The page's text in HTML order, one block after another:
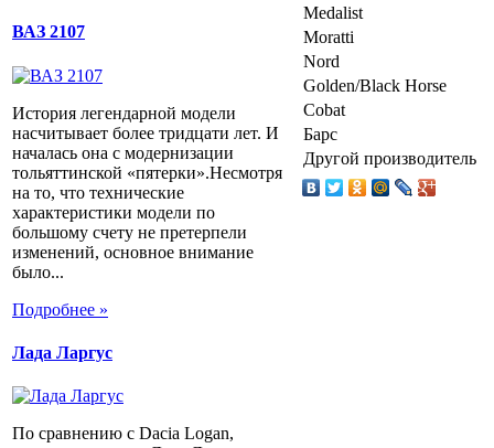
ВАЗ 2107
История легендарной модели
насчитывает более тридцати лет. И
началась она с модернизации
тольяттинской «пятерки».Несмотря
на то, что технические
характеристики модели по
большому счету не претерпели
изменений, основное внимание
было...
Подробнее »
Лада Ларгус
По сравнению с Dacia Logan,
Medalist
Moratti
Nord
Golden/Black Horse
Cobat
Барс
Другой производитель